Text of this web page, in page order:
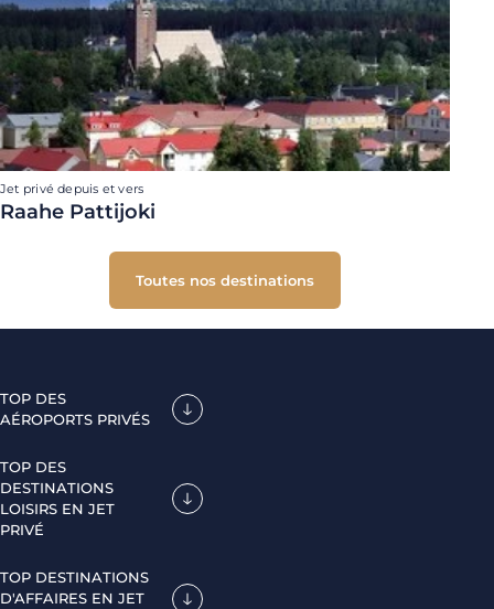
Jet privé depuis et vers
Raahe Pattijoki
Toutes nos destinations
TOP DES
AÉROPORTS PRIVÉS
TOP DES
DESTINATIONS
LOISIRS EN JET
PRIVÉ
TOP DESTINATIONS
D'AFFAIRES EN JET